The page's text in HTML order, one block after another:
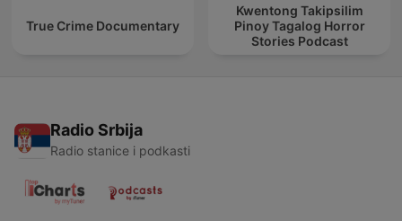
True Crime Documentary
Kwentong Takipsilim
Pinoy Tagalog Horror
Stories Podcast
Radio Srbija
Radio stanice i podkasti